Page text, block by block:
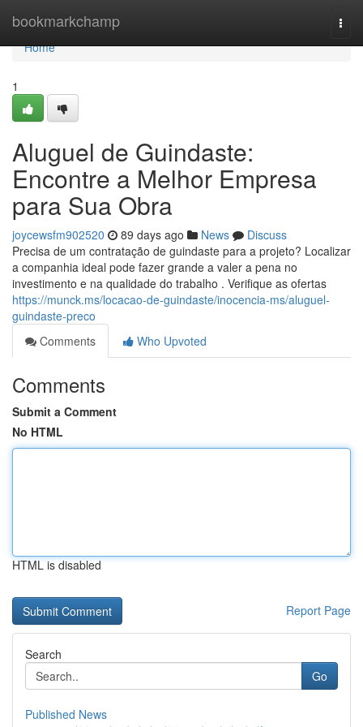
bookmarkchamp
Home
Home
1
Aluguel de Guindaste:
Encontre a Melhor Empresa
para Sua Obra
joycewsfm902520 89 days ago News
Discuss
Precisa de um contratação de guindaste para a projeto? Localizar
a companhia ideal pode fazer grande a valer a pena no
investimento e na qualidade do trabalho . Verifique as ofertas
https://munck.ms/locacao-de-guindaste/inocencia-ms/aluguel-
guindaste-preco
Comments
Who Upvoted
Comments
Submit a Comment
No HTML
HTML is disabled
Report Page
Search
Go
Published News